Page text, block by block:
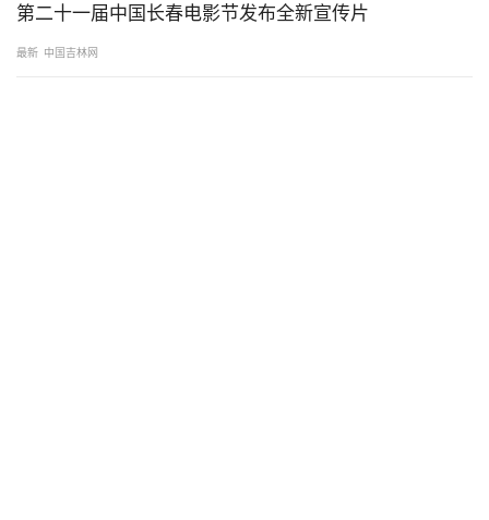
第二十一届中国长春电影节发布全新宣传片
最新 中国吉林网